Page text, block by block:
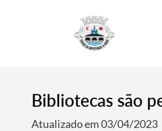
Bibliotecas são
Atualizado em 03/04/2023